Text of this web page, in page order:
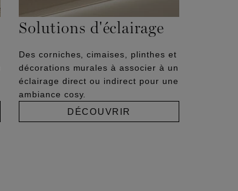
Solutions d'éclairage
Des corniches, cimaises, plinthes et
décorations murales à associer à un
éclairage direct ou indirect pour une
ambiance cosy.
DÉCOUVRIR